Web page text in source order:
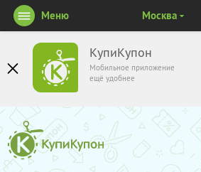
КупиКупон
Мобильное приложение
ещё удобнее
Меню Москва